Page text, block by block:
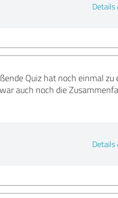
Details
Quiz hat noch einmal zu
auch noch die
Details